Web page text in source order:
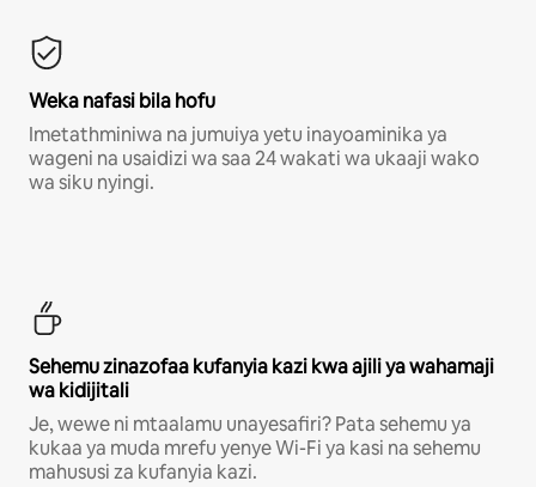
Weka nafasi bila hofu
Imetathminiwa na jumuiya yetu inayoaminika ya
wageni na usaidizi wa saa 24 wakati wa ukaaji wako
wa siku nyingi.
Sehemu zinazofaa kufanyia kazi kwa ajili ya wahamaji
wa kidijitali
Je, wewe ni mtaalamu unayesafiri? Pata sehemu ya
kukaa ya muda mrefu yenye Wi-Fi ya kasi na sehemu
mahususi za kufanyia kazi.